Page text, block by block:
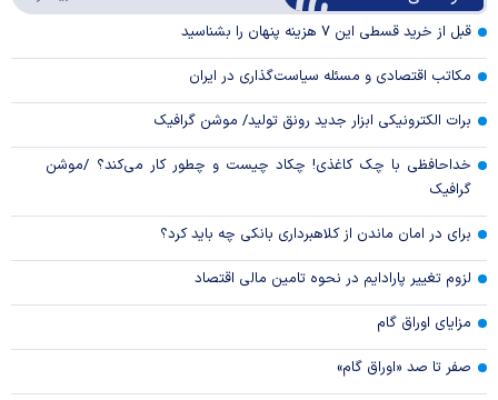
Video
قبل از خرید قسطی این ۷ هزینه پنهان را بشناسید
مکاتب اقتصادی و مسئله سیاست‌گذاری در ایران
برات الکترونیکی ابزار جدید رونق تولید/ موشن گرافیک
خداحافظی با چک کاغذی! چکاد چیست و چطور کار می‌کند؟ /موشن
گرافیک
برای در امان ماندن از کلاهبرداری بانکی چه باید کرد؟
لزوم تغییر پارادایم در نحوه تامین مالی اقتصاد
مزایای اوراق گام
صفر تا صد «اوراق گام»